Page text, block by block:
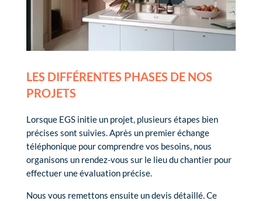
LES DIFFÉRENTES PHASES DE NOS
PROJETS
Lorsque EGS initie un projet, plusieurs étapes bien
précises sont suivies. Après un premier échange
téléphonique pour comprendre vos besoins, nous
organisons un rendez-vous sur le lieu du chantier pour
effectuer une évaluation précise.
Nous vous remettons ensuite un devis détaillé. Ce